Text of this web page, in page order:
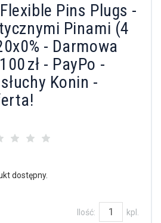
Pins Plugs -
Pinami (4
- Darmowa
zł - PayPo -
Konin -
dostępny.
Ilość: kpl.